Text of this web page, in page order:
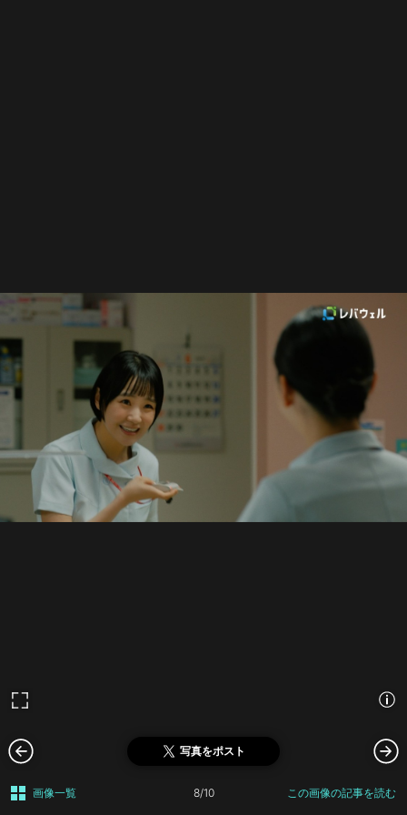
写真をポスト
画像一覧 8/10 この画像の記事を読む